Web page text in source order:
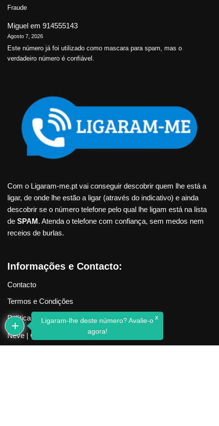
Fraude
Miguel em 914555143
Agosto 7, 2026
Este número já foi utilizado como mascara para spam, mas o
verdadeiro número é confiável.
Com o Ligaram-me.pt vai conseguir descobrir quem lhe está a
ligar, de onde lhe estão a ligar (através do indicativo) e ainda
descobrir se o número telefone pelo qual lhe ligam está na lista
de SPAM. Atenda o telefone com confiança, sem medos nem
receios de burlas.
Informações e Contacto:
Contacto
Termos e Condições
Política de Privacidade
Neve| Criado com WordPress
Ligaram-lhe deste número? Avalie-o
agora!
x